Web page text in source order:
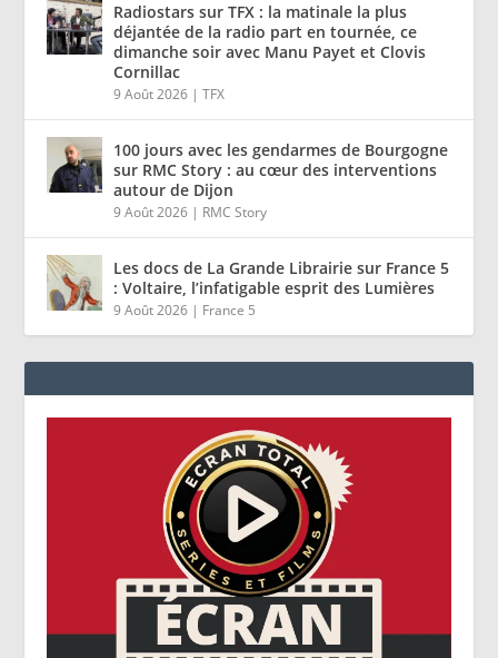
Radiostars sur TFX : la matinale la plus
déjantée de la radio part en tournée, ce
dimanche soir avec Manu Payet et Clovis
Cornillac
9 Août 2026 |TFX
100 jours avec les gendarmes de Bourgogne
sur RMC Story : au cœur des interventions
autour de Dijon
9 Août 2026 | RMC Story
Les docs de La Grande Librairie sur France 5
: Voltaire, l’infatigable esprit des Lumières
9 Août 2026 | France 5